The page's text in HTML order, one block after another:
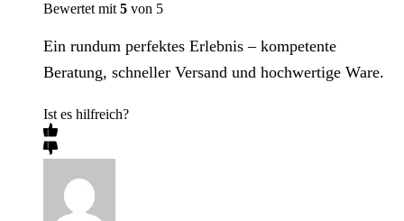
Bewertet mit 5 von 5
Ein rundum perfektes Erlebnis – kompetente
Beratung, schneller Versand und hochwertige Ware.
Ist es hilfreich?